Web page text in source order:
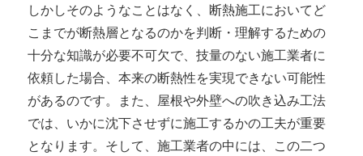
しかしそのようなことはなく、断熱施工においてど
こまでが断熱層となるのかを判断・理解するための
十分な知識が必要不可欠で、技量のない施工業者に
依頼した場合、本来の断熱性を実現できない可能性
があるのです。また、屋根や外壁への吹き込み工法
では、いかに沈下させずに施工するかの工夫が重要
となります。そして、施工業者の中には、この二つ